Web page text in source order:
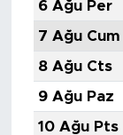
6 Ağu Per
7 Ağu Cum
8 Ağu Cts
9 Ağu Paz
10 Ağu Pts